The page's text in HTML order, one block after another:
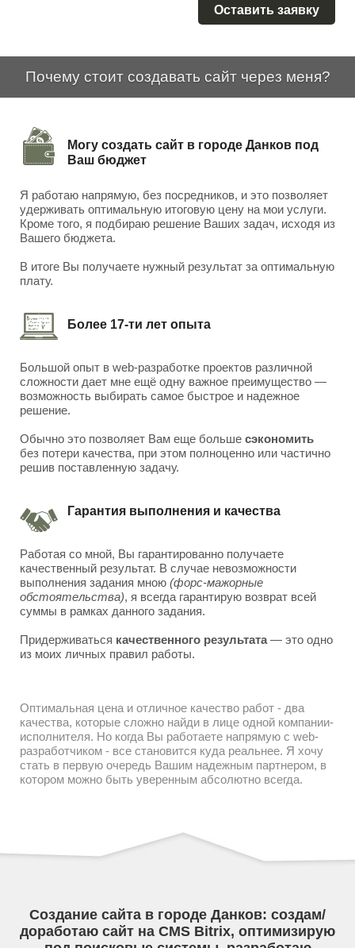
Оставить заявку
Почему стоит создавать сайт через меня?
Могу создать сайт в городе Данков под
Ваш бюджет
Я работаю напрямую, без посредников, и это позволяет
удерживать оптимальную итоговую цену на мои услуги.
Кроме того, я подбираю решение Ваших задач, исходя из
Вашего бюджета.
В итоге Вы получаете нужный результат за оптимальную
плату.
Более 17-ти лет опыта
Большой опыт в web-разработке проектов различной
сложности дает мне ещё одну важное преимущество —
возможность выбирать самое быстрое и надежное
решение.
Обычно это позволяет Вам еще больше сэкономить
без потери качества, при этом полноценно или частично
решив поставленную задачу.
Гарантия выполнения и качества
Работая со мной, Вы гарантированно получаете
качественный результат. В случае невозможности
выполнения задания мною (форс-мажорные
обстоятельства), я всегда гарантирую возврат всей
суммы в рамках данного задания.
Придерживаться качественного результата— это одно
из моих личных правил работы.
Оптимальная цена и отличное качество работ - два
качества, которые сложно найди в лице одной компании-
исполнителя. Но когда Вы работаете напрямую с web-
разработчиком - все становится куда реальнее. Я хочу
стать в первую очередь Вашим надежным партнером, в
котором можно быть уверенным абсолютно всегда.
Создание сайта в городе Данков: создам/
доработаю сайт на CMS Bitrix, оптимизирую